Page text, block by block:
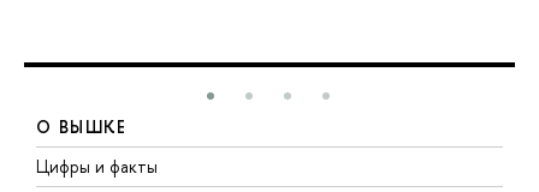
О ВЫШКЕ
Цифры и факты